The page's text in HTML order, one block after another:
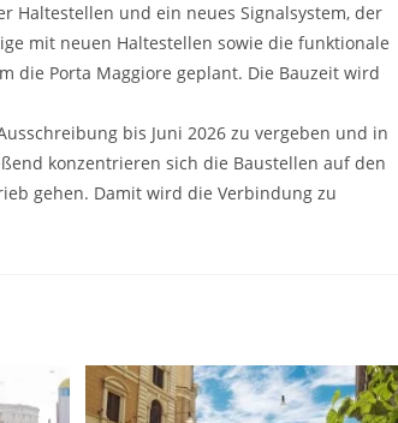
Haltestellen und ein neues Signalsystem, der
mit neuen Haltestellen sowie die funktionale
die Porta Maggiore geplant. Die Bauzeit wird
bis Juni 2026 zu vergeben und in
konzentrieren sich die Baustellen auf den
gehen. Damit wird die Verbindung zu